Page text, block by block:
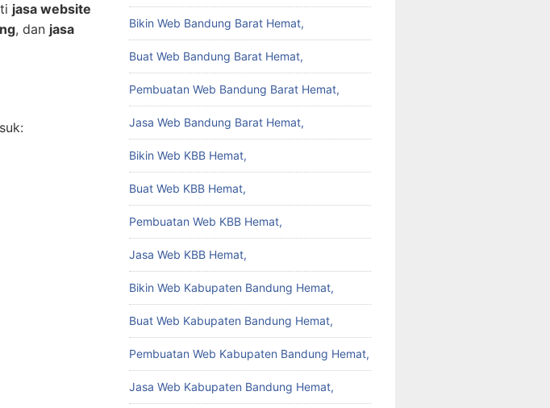
jasa website
, dan jasa
Bikin Web Bandung Barat Hemat,
Buat Web Bandung Barat Hemat,
Pembuatan Web Bandung Barat Hemat,
Jasa Web Bandung Barat Hemat,
Bikin Web KBB Hemat,
Buat Web KBB Hemat,
Pembuatan Web KBB Hemat,
Jasa Web KBB Hemat,
Bikin Web Kabupaten Bandung Hemat,
Buat Web Kabupaten Bandung Hemat,
Pembuatan Web Kabupaten Bandung Hemat,
Jasa Web Kabupaten Bandung Hemat,